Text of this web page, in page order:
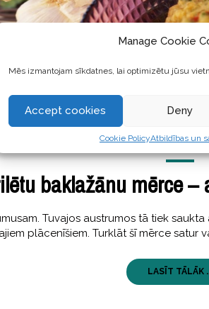
Manage Cookie
Mēs izmantojam sīkdatnes, lai optimizētu jūsu
Accept cookies Deny
Cookie PolicyAtbildības un
GARŠĪGI
baklažānu mērce
Tuvajos austrumos tā tiek
plācenīšiem. Turklāt šī mērce satur
LASĪT TĀLĀK